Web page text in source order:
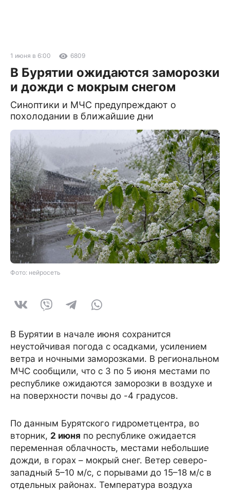
1 июня в 6:00 6809
В Бурятии ожидаются заморозки
и дожди с мокрым снегом
Синоптики и МЧС предупреждают о
похолодании в ближайшие дни
Фото: нейросеть
В Бурятии в начале июня сохранится
неустойчивая погода с осадками, усилением
ветра и ночными заморозками. В региональном
МЧС сообщили, что с 3 по 5 июня местами по
республике ожидаются заморозки в воздухе и
на поверхности почвы до -4 градусов.
По данным Бурятского гидрометцентра, во
вторник, 2 июня по республике ожидается
переменная облачность, местами небольшие
дожди, в горах – мокрый снег. Ветер северо-
западный 5–10 м/с, с порывами до 15–18 м/с в
отдельных районах. Температура воздуха